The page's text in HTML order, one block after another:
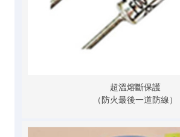
超溫熔斷保護
（防火最後一道防線）